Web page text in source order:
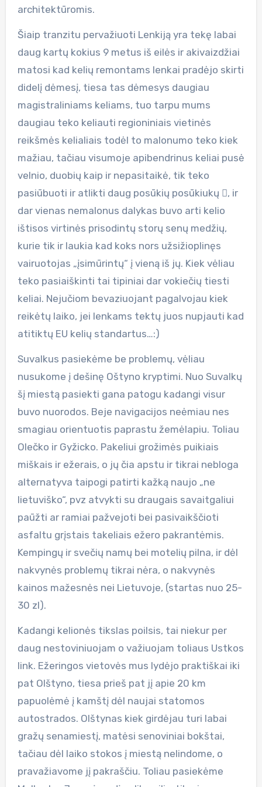
architektūromis.
Šiaip tranzitu pervažiuoti Lenkiją yra tekę labai
daug kartų kokius 9 metus iš eilės ir akivaizdžiai
matosi kad kelių remontams lenkai pradėjo skirti
didelį dėmesį, tiesa tas dėmesys daugiau
magistraliniams keliams, tuo tarpu mums
daugiau teko keliauti regioniniais vietinės
reikšmės kelialiais todėl to malonumo teko kiek
mažiau, tačiau visumoje apibendrinus keliai pusė
velnio, duobių kaip ir nepasitaikė, tik teko
pasiūbuoti ir atlikti daug posūkių posūkiukų , ir
dar vienas nemalonus dalykas buvo arti kelio
ištisos virtinės prisodintų storų senų medžių,
kurie tik ir laukia kad koks nors užsižioplinęs
vairuotojas „įsimūrintų“ į vieną iš jų. Kiek vėliau
teko pasiaiškinti tai tipiniai dar vokiečių tiesti
keliai. Nejučiom bevaziuojant pagalvojau kiek
reikėtų laiko, jei lenkams tektų juos nupjauti kad
atitiktų EU kelių standartus…:)
Suvalkus pasiekėme be problemų, vėliau
nusukome į dešinę Oštyno kryptimi. Nuo Suvalkų
šį miestą pasiekti gana patogu kadangi visur
buvo nuorodos. Beje navigacijos neėmiau nes
smagiau orientuotis paprastu žemėlapiu. Toliau
Olečko ir Gyžicko. Pakeliui grožimės puikiais
miškais ir ežerais, o jų čia apstu ir tikrai nebloga
alternatyva taipogi patirti kažką naujo „ne
lietuviško“, pvz atvykti su draugais savaitgaliui
paūžti ar ramiai pažvejoti bei pasivaikščioti
asfaltu grįstais takeliais ežero pakrantėmis.
Kempingų ir svečių namų bei motelių pilna, ir dėl
nakvynės problemų tikrai nėra, o nakvynės
kainos mažesnės nei Lietuvoje, (startas nuo 25-
30 zl).
Kadangi kelionės tikslas poilsis, tai niekur per
daug nestoviniuojam o važiuojam toliaus Ustkos
link. Ežeringos vietovės mus lydėjo praktiškai iki
pat Olštyno, tiesa prieš pat jį apie 20 km
papuolėmė į kamštį dėl naujai statomos
autostrados. Olštynas kiek girdėjau turi labai
gražų senamiestį, matėsi senoviniai bokštai,
tačiau dėl laiko stokos į miestą nelindome, o
pravažiavome jį pakraščiu. Toliau pasiekėme